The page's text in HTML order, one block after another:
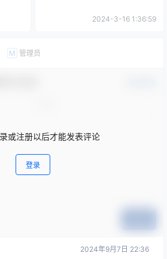
2024-3-16 1:36:59
M 管理员
或注册以后才能发表评论
登录
2024年9月7日 22:36